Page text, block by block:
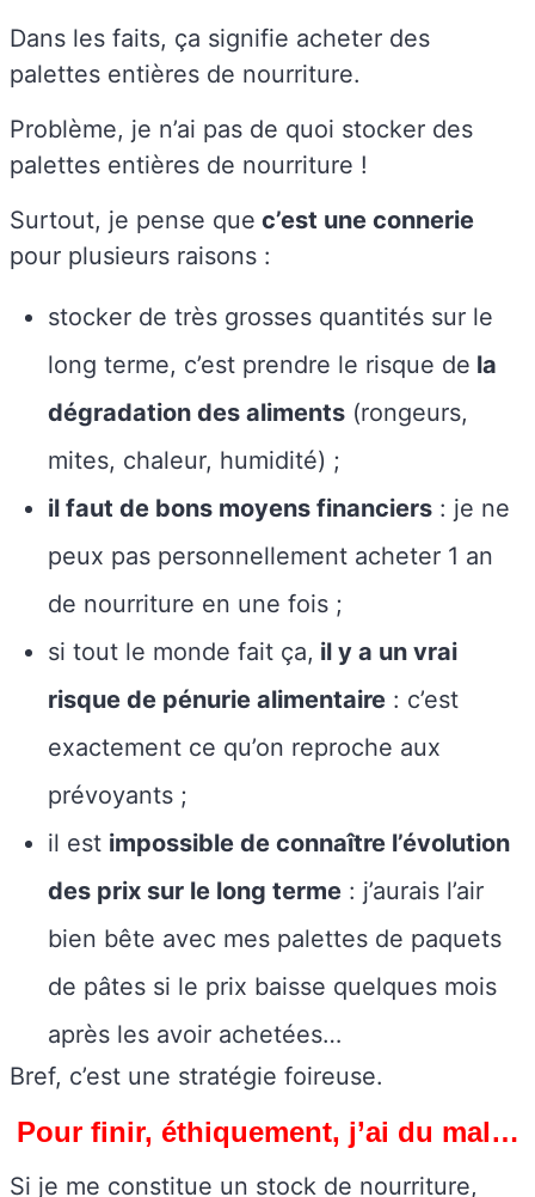
Dans les faits, ça signifie acheter des
palettes entières de nourriture.
Problème, je n’ai pas de quoi stocker des
palettes entières de nourriture !
Surtout, je pense que c’est une connerie
pour plusieurs raisons :
stocker de très grosses quantités sur le
long terme, c’est prendre le risque de la
dégradation des aliments (rongeurs,
mites, chaleur, humidité) ;
il faut de bons moyens financiers : je ne
peux pas personnellement acheter 1 an
de nourriture en une fois ;
si tout le monde fait ça, il y a un vrai
risque de pénurie alimentaire : c’est
exactement ce qu’on reproche aux
prévoyants ;
il est impossible de connaître l’évolution
des prix sur le long terme : j’aurais l’air
bien bête avec mes palettes de paquets
de pâtes si le prix baisse quelques mois
après les avoir achetées…
Bref, c’est une stratégie foireuse.
Pour finir, éthiquement, j’ai du mal…
Si je me constitue un stock de nourriture,